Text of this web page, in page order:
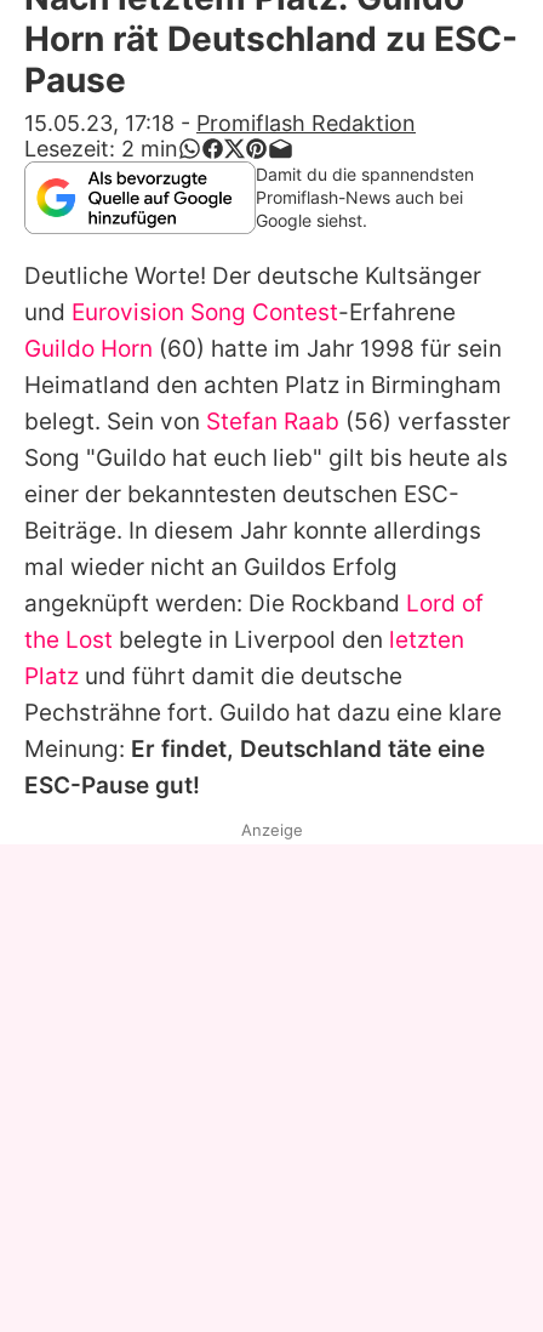
Alle Themen auf Promiflash
App runterladen
Team
Redaktionelle Richtlinien
Impressum
Datenschutzerklärung
Nutzungsbedingungen
Utiq verwalten
Horn rät Deutschland zu ESC-
Pause
15.05.23, 17:18 - Promiflash Redaktion
Lesezeit: 2 min
Damit du die spannendsten
Promiflash-News auch bei
Google siehst.
Deutliche Worte! Der deutsche Kultsänger
und Eurovision Song Contest-Erfahrene
Guildo Horn (60) hatte im Jahr 1998 für sein
Heimatland den achten Platz in Birmingham
belegt. Sein von Stefan Raab (56) verfasster
Song "Guildo hat euch lieb" gilt bis heute als
einer der bekanntesten deutschen ESC-
Beiträge. In diesem Jahr konnte allerdings
mal wieder nicht an Guildos Erfolg
angeknüpft werden: Die Rockband Lord of
the Lost belegte in Liverpool den letzten
Platz und führt damit die deutsche
Pechsträhne fort. Guildo hat dazu eine klare
Meinung: Er findet, Deutschland täte eine
ESC-Pause gut!
Anzeige